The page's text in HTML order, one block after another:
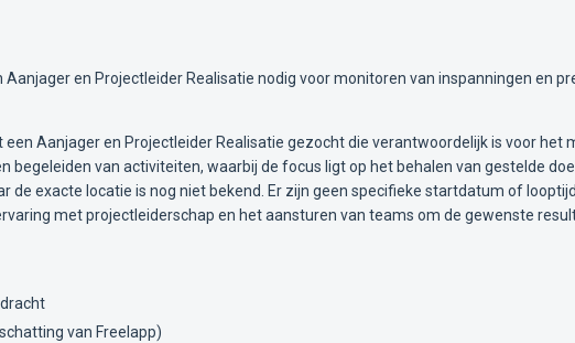
en Projectleider Realisatie nodig voor monitoren van inspanningen en
Aanjager en Projectleider Realisatie gezocht die verantwoordelijk is voor het
begeleiden van activiteiten, waarbij de focus ligt op het behalen van gestelde
de exacte locatie is nog niet bekend. Er zijn geen specifieke startdatum of
met projectleiderschap en het aansturen van teams om de gewenste
van Freelapp)